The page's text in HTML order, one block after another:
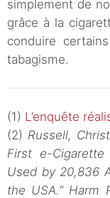
simplement de
grâce à la
conduire
tabagisme.
(1) L’enquête
(2) Russell,
First e-
Used by 20,836
the USA.” Harm